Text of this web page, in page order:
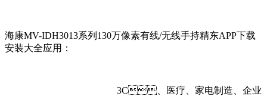
海康MV-IDH3013系列130万像素有线/无线手持精东APP下载
安装大全应用：
3C、医疗、家电制造、企业